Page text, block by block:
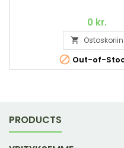
0 kr.
 Ostoskoriin
 Out-of-
PRODUCTS